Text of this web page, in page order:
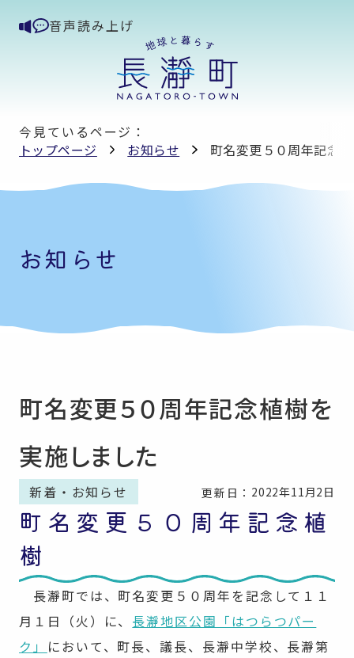
音声読み上げ
今見ているページ：
トップページ
お知らせ 町名変更５０周年記念
お知らせ
町名変更５０周年記念植樹を
実施しました
新着・お知らせ 更新日： 2022年11月2日
町名変更５０周年記念植
樹
長瀞町では、町名変更５０周年を記念して１１
月１日（火）に、 長瀞地区公園「はつらつパー
ク」 において、町長、議長、長瀞中学校、長瀞第